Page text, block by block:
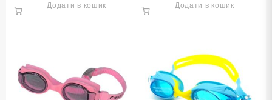
Додати в кошик Додати в кошик